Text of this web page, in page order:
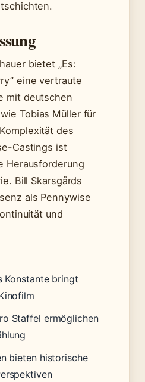
bietet „Es:
eine vertraute
mit deutschen
Tobias Müller für
des
Castings ist
Herausforderung
Bill Skarsgårds
als Pennywise
und
Konstante bringt
Staffel ermöglichen
bieten historische